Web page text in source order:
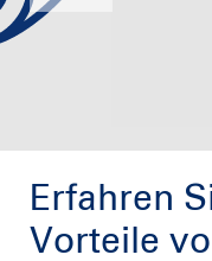
Erfahren
Vorteile